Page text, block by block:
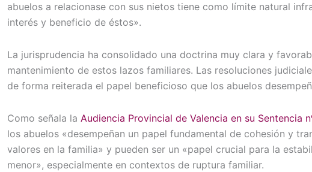
abuelos a relacionase con sus nietos tiene como límite natural
interés y beneficio de éstos».
La jurisprudencia ha consolidado una doctrina muy clara y
mantenimiento de estos lazos familiares. Las resoluciones
de forma reiterada el papel beneficioso que los abuelos
Como señala la Audiencia Provincial de Valencia en su Sentencia
los abuelos «desempeñan un papel fundamental de cohesión y
valores en la familia» y pueden ser un «papel crucial para la
menor», especialmente en contextos de ruptura familiar.